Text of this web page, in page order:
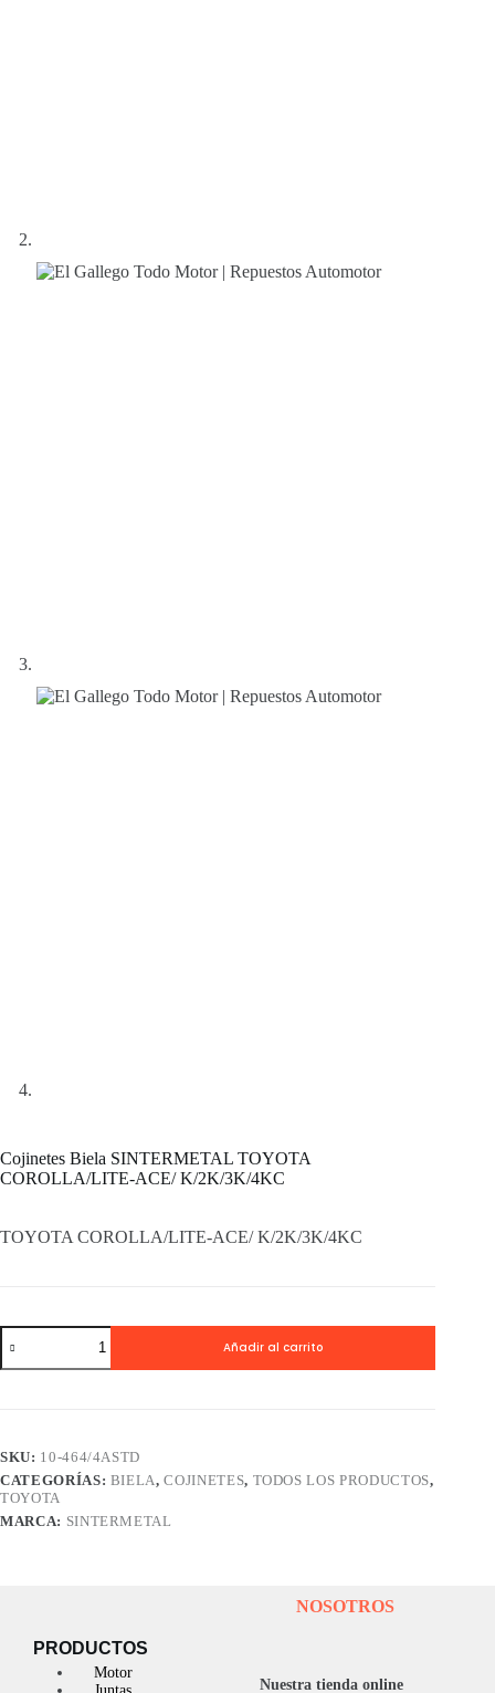
Cojinetes Biela SINTERMETAL TOYOTA
COROLLA/LITE-ACE/ K/2K/3K/4KC
TOYOTA COROLLA/LITE-ACE/ K/2K/3K/4KC
Cojinetes
Biela
SINTERMETAL
cantidad
Añadir al carrito
SKU: 10-464/4ASTD
CATEGORÍAS: BIELA,COJINETES, TODOS LOS PRODUCTOS,
TOYOTA
MARCA: SINTERMETAL
PRODUCTOS
Motor
Juntas
NOSOTROS
Nuestra tienda online